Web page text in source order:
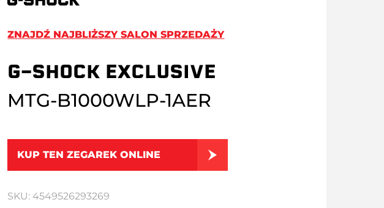
ZNAJDŹ NAJBLIŻSZY SALON SPRZEDAŻY
G-SHOCK EXCLUSIVE
MTG-B1000WLP-1AER
KUP TEN ZEGAREK ONLINE
SKU: 4549526293269